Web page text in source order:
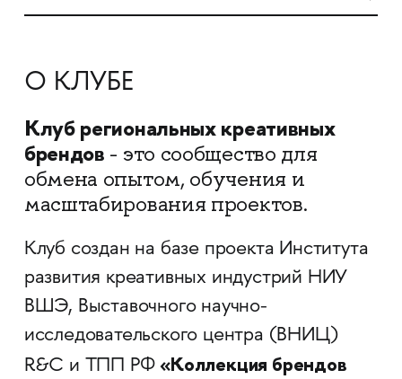
О КЛУБЕ
Клуб региональных креативных
брендов - это сообщество для
обмена опытом, обучения и
масштабирования проектов.
Клуб создан на базе проекта Института
развития креативных индустрий НИУ
ВШЭ, Выставочного научно-
исследовательского центра (ВНИЦ)
R&C и ТПП РФ«Коллекция брендов